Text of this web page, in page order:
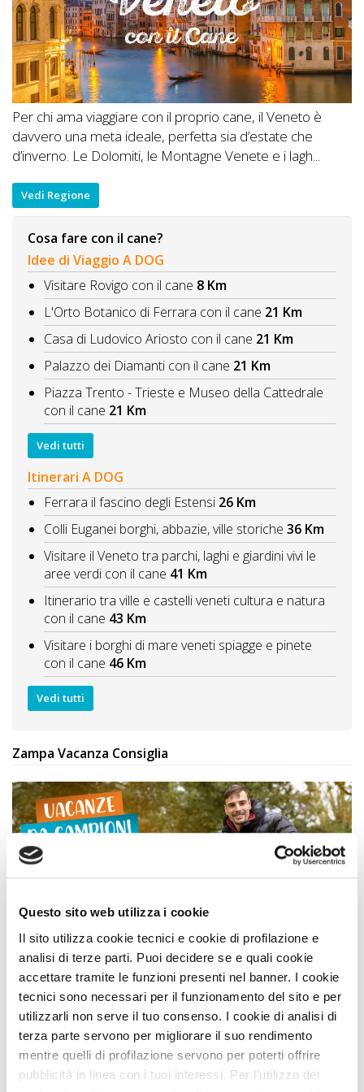
Questo sito web utilizza i cookie
Il sito utilizza cookie tecnici e cookie di profilazione e
analisi di terze parti. Puoi decidere se e quali cookie
accettare tramite le funzioni presenti nel banner. I cookie
tecnici sono necessari per il funzionamento del sito e per
utilizzarli non serve il tuo consenso. I cookie di analisi di
terza parte servono per migliorare il suo rendimento
mentre quelli di profilazione servono per poterti offrire
pubblicità in linea con i tuoi interessi. Per l’utilizzo dei
Per chi ama viaggiare con il proprio cane, il Veneto è
davvero una meta ideale, perfetta sia d’estate che
d’inverno. Le Dolomiti, le Montagne Venete e i lagh...
Vedi Regione
Cosa fare con il cane?
Idee di Viaggio A DOG
Visitare Rovigo con il cane 8 Km
L'Orto Botanico di Ferrara con il cane 21 Km
Casa di Ludovico Ariosto con il cane 21 Km
Palazzo dei Diamanti con il cane 21 Km
Piazza Trento - Trieste e Museo della Cattedrale
con il cane 21 Km
Vedi tutti
Itinerari A DOG
Ferrara il fascino degli Estensi 26 Km
Colli Euganei borghi, abbazie, ville storiche 36 Km
Visitare il Veneto tra parchi, laghi e giardini vivi le
aree verdi con il cane 41 Km
Itinerario tra ville e castelli veneti cultura e natura
con il cane 43 Km
Visitare i borghi di mare veneti spiagge e pinete
con il cane 46 Km
Vedi tutti
Zampa Vacanza Consiglia
Simone GiannelliCOME TE, Viaggia con Zampa
Vacanza
Leggi Tutto